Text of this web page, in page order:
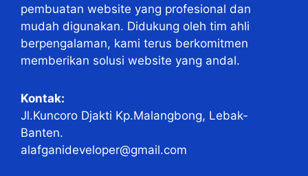
pembuatan website yang profesional dan
mudah digunakan. Didukung oleh tim ahli
berpengalaman, kami terus berkomitmen
memberikan solusi website yang andal.
Kontak:
Jl.Kuncoro Djakti Kp.Malangbong, Lebak-
Banten.
alafganideveloper@gmail.com